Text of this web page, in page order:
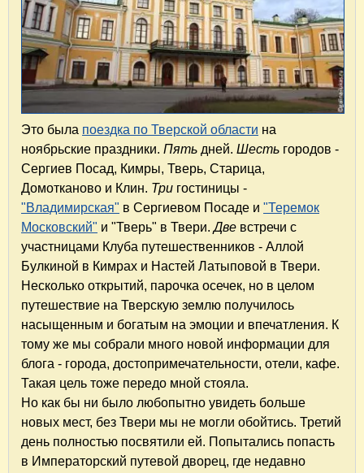
Это была поездка по Тверской области на
ноябрьские праздники. Пять дней. Шесть городов -
Сергиев Посад, Кимры, Тверь, Старица,
Домотканово и Клин. Три гостиницы -
"Владимирская" в Сергиевом Посаде и "Теремок
Московский" и "Тверь" в Твери.Две встречи с
участницами Клуба путешественников - Аллой
Булкиной в Кимрах и Настей Латыповой в Твери.
Несколько открытий, парочка осечек, но в целом
путешествие на Тверскую землю получилось
насыщенным и богатым на эмоции и впечатления. К
тому же мы собрали много новой информации для
блога - города, достопримечательности, отели, кафе.
Такая цель тоже передо мной стояла.
Но как бы ни было любопытно увидеть больше
новых мест, без Твери мы не могли обойтись. Третий
день полностью посвятили ей. Попытались попасть
в Императорский путевой дворец, где недавно